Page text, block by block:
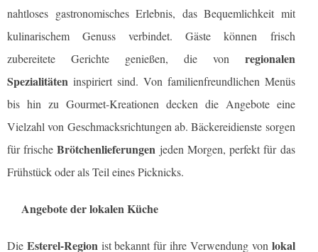
nahtloses gastronomisches Erlebnis, das Bequemlichkeit mit
kulinarischem Genuss verbindet. Gäste können frisch
zubereitete Gerichte genießen, die von regionalen
Spezialitäten inspiriert sind. Von familienfreundlichen Menüs
bis hin zu Gourmet-Kreationen decken die Angebote eine
Vielzahl von Geschmacksrichtungen ab. Bäckereidienste sorgen
für frischeBrötchenlieferungen jeden Morgen, perfekt für das
Frühstück oder als Teil eines Picknicks.
Angebote der lokalen Küche
Die Esterel-Regionist bekannt für ihre Verwendung von lokal